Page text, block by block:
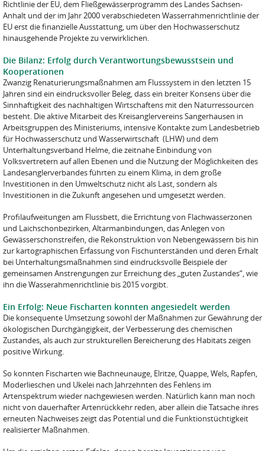
Richtlinie der EU, dem Fließgewässerprogramm des Landes Sachsen-
Anhalt und der im Jahr 2000 verabschiedeten Wasserrahmenrichtlinie der
EU erst die finanzielle Ausstattung, um über den Hochwasserschutz
hinausgehende Projekte zu verwirklichen.
Die Bilanz: Erfolg durch Verantwortungsbewusstsein und
Kooperationen
Zwanzig Renaturierungsmaßnahmen am Flusssystem in den letzten 15
Jahren sind ein eindrucksvoller Beleg, dass ein breiter Konsens über die
Sinnhaftigkeit des nachhaltigen Wirtschaftens mit den Naturressourcen
besteht. Die aktive Mitarbeit des Kreisanglervereins Sangerhausen in
Arbeitsgruppen des Ministeriums, intensive Kontakte zum Landesbetrieb
für Hochwasserschutz und Wasserwirtschaft (LHW) und dem
Unterhaltungsverband Helme, die zeitnahe Einbindung von
Volksvertretern auf allen Ebenen und die Nutzung der Möglichkeiten des
Landesanglerverbandes führten zu einem Klima, in dem große
Investitionen in den Umweltschutz nicht als Last, sondern als
Investitionen in die Zukunft angesehen und umgesetzt werden.
Profilaufweitungen am Flussbett, die Errichtung von Flachwasserzonen
und Laichschonbezirken, Altarmanbindungen, das Anlegen von
Gewässerschonstreifen, die Rekonstruktion von Nebengewässern bis hin
zur kartographischen Erfassung von Fischunterständen und deren Erhalt
bei Unterhaltungsmaßnahmen sind eindrucksvolle Beispiele der
gemeinsamen Anstrengungen zur Erreichung des „guten Zustandes“, wie
ihn die Wasserahmenrichtlinie bis 2015 vorgibt.
Ein Erfolg: Neue Fischarten konnten angesiedelt werden
Die konsequente Umsetzung sowohl der Maßnahmen zur Gewährung der
ökologischen Durchgängigkeit, der Verbesserung des chemischen
Zustandes, als auch zur strukturellen Bereicherung des Habitats zeigen
positive Wirkung.
So konnten Fischarten wie Bachneunauge, Elritze, Quappe, Wels, Rapfen,
Moderlieschen und Ukelei nach Jahrzehnten des Fehlens im
Artenspektrum wieder nachgewiesen werden. Natürlich kann man noch
nicht von dauerhafter Artenrückkehr reden, aber allein die Tatsache ihres
erneuten Nachweises zeigt das Potential und die Funktionstüchtigkeit
realisierter Maßnahmen.